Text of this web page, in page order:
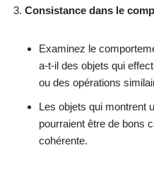
Consistance dans le
Examinez le
a-t-il des objets qui
ou des opérations
Les objets qui montrent
pourraient être de bons
cohérente.